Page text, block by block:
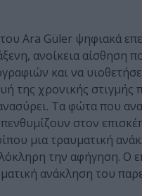
Ara Güler ψηφιακά
ανοίκεια αίσθηση
και να
της χρονικής στιγμής
Τα φώτα που
στον
μια τραυματική
την αφήγηση. Ο
ανάκληση του